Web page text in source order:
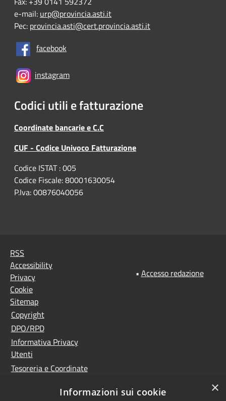
e-mail: urp@provincia.asti.it
Pec: provincia.asti@cert.provincia.asti.it
facebook
instagram
Codici utili e fatturazione
Coordinate bancarie e C.C
CUF - Codice Univoco Fatturazione
Codice ISTAT : 005
Codice Fiscale: 80001630054
P.Iva: 00876040056
RSS
Accessibility
Privacy
Cookie
Sitemap
Copyright
DPO/RPD
Informativa Privacy
Utenti
Tesoreria e Coordinate
Controlla la tua posta
• Accesso redazione
×
Informazioni sui cookie